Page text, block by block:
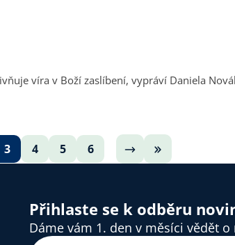
víra v Boží zaslíbení, vypráví Daniela
3 4 5 6
Přihlaste se k odběru
Dáme vám 1. den v měsíci vědět